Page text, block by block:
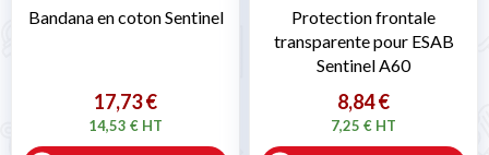
Bandana en coton Sentinel
17,73 €
14,53 € HT
Protection frontale
transparente pour ESAB
Sentinel A60
8,84 €
7,25 € HT